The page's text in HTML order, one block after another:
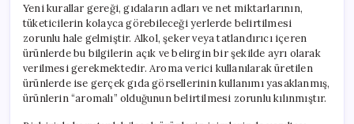
Yeni kurallar gereği, gıdaların adları ve net miktarlarının,
tüketicilerin kolayca görebileceği yerlerde belirtilmesi
zorunlu hale gelmiştir. Alkol, şeker veya tatlandırıcı içeren
ürünlerde bu bilgilerin açık ve belirgin bir şekilde ayrı olarak
verilmesi gerekmektedir. Aroma verici kullanılarak üretilen
ürünlerde ise gerçek gıda görsellerinin kullanımı yasaklanmış,
ürünlerin “aromalı” olduğunun belirtilmesi zorunlu kılınmıştır.